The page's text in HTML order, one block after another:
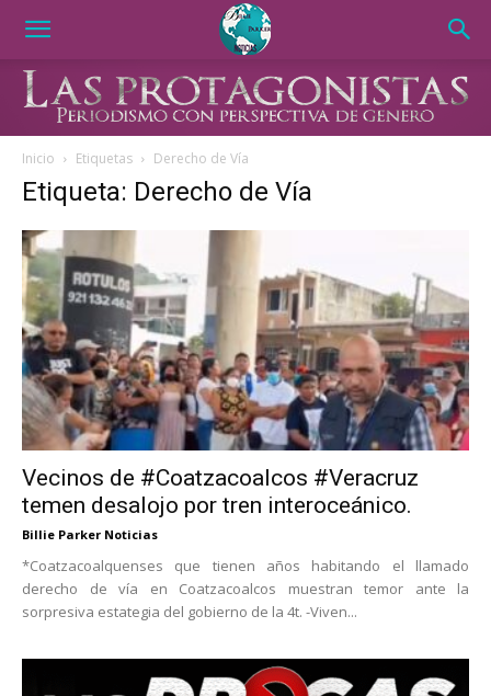
Inicio Etiquetas Derecho de Vía
Etiqueta: Derecho de Vía
Vecinos de #Coatzacoalcos #Veracruz
temen desalojo por tren interoceánico.
Billie Parker Noticias
*Coatzacoalquenses que tienen años habitando el llamado
derecho de vía en Coatzacoalcos muestran temor ante la
sorpresiva estategia del gobierno de la 4t. -Viven...